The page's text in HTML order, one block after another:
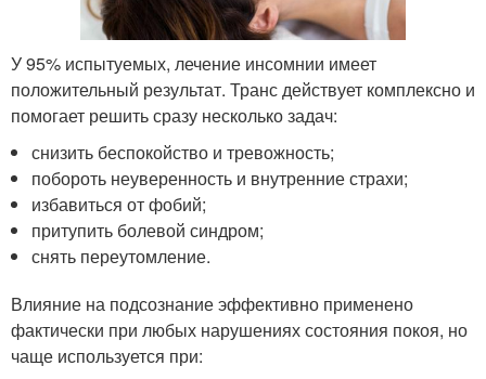
У 95% испытуемых, лечение инсомнии имеет
положительный результат. Транс действует комплексно и
помогает решить сразу несколько задач:
снизить беспокойство и тревожность;
побороть неуверенность и внутренние страхи;
избавиться от фобий;
притупить болевой синдром;
снять переутомление.
Влияние на подсознание эффективно применено
фактически при любых нарушениях состояния покоя, но
чаще используется при: